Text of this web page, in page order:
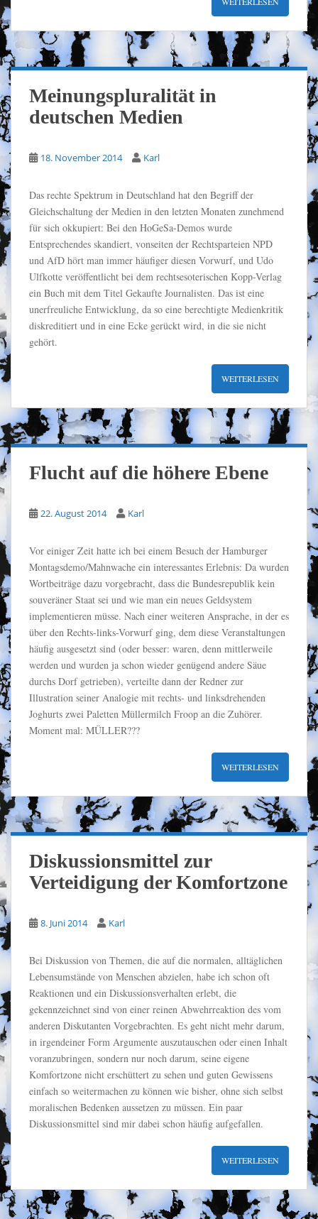
Meinungspluralität in
deutschen Medien
18. November 2014 Karl
Das rechte Spektrum in Deutschland hat den Begriff der
Gleichschaltung der Medien in den letzten Monaten zunehmend
für sich okkupiert: Bei den HoGeSa-Demos wurde
Entsprechendes skandiert, vonseiten der Rechtsparteien NPD
und AfD hört man immer häufiger diesen Vorwurf, und Udo
Ulfkotte veröffentlicht bei dem rechtsesoterischen Kopp-Verlag
ein Buch mit dem Titel Gekaufte Journalisten. Das ist eine
unerfreuliche Entwicklung, da so eine berechtigte Medienkritik
diskreditiert und in eine Ecke gerückt wird, in die sie nicht
gehört.
WEITERLESEN
Flucht auf die höhere Ebene
22. August 2014 Karl
Vor einiger Zeit hatte ich bei einem Besuch der Hamburger
Montagsdemo/Mahnwache ein interessantes Erlebnis: Da wurden
Wortbeiträge dazu vorgebracht, dass die Bundesrepublik kein
souveräner Staat sei und wie man ein neues Geldsystem
implementieren müsse. Nach einer weiteren Ansprache, in der es
über den Rechts-links-Vorwurf ging, dem diese Veranstaltungen
häufig ausgesetzt sind (oder besser: waren, denn mittlerweile
werden und wurden ja schon wieder genügend andere Säue
durchs Dorf getrieben), verteilte dann der Redner zur
Illustration seiner Analogie mit rechts- und linksdrehenden
Joghurts zwei Paletten Müllermilch Froop an die Zuhörer.
Moment mal: MÜLLER???
WEITERLESEN
Diskussionsmittel zur
Verteidigung der Komfortzone
8. Juni 2014 Karl
Bei Diskussion von Themen, die auf die normalen, alltäglichen
Lebensumstände von Menschen abzielen, habe ich schon oft
Reaktionen und ein Diskussionsverhalten erlebt, die
gekennzeichnet sind von einer reinen Abwehrreaktion des vom
anderen Diskutanten Vorgebrachten. Es geht nicht mehr darum,
in irgendeiner Form Argumente auszutauschen oder einen Inhalt
voranzubringen, sondern nur noch darum, seine eigene
Komfortzone nicht erschüttert zu sehen und guten Gewissens
einfach so weitermachen zu können wie bisher, ohne sich selbst
moralischen Bedenken aussetzen zu müssen. Ein paar
Diskussionsmittel sind mir dabei schon häufig aufgefallen.
WEITERLESEN